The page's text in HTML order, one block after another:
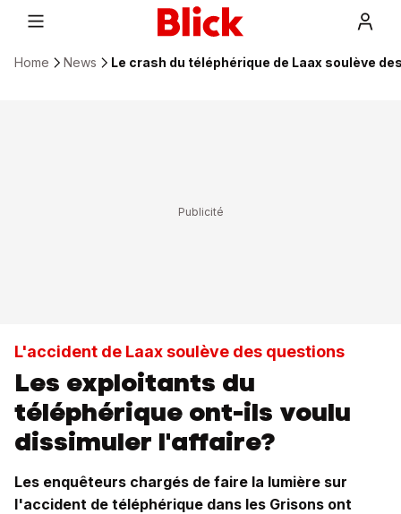
Home News Le crash du téléphérique de Laax soulève
L'accident de Laax soulève des questions
Les exploitants du
téléphérique ont-ils voulu
dissimuler l'affaire?
Les enquêteurs chargés de faire la lumière sur
l'accident de téléphérique dans les Grisons ont